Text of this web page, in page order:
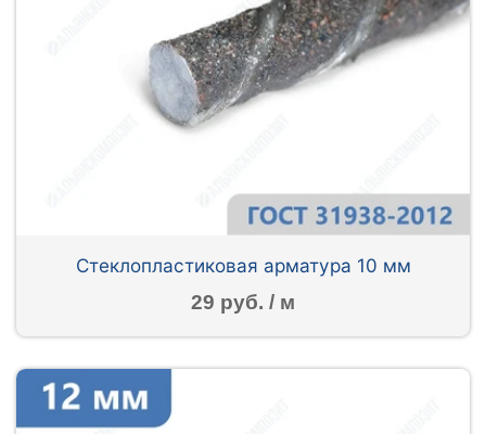
Стеклопластиковая арматура 10 мм
29 руб. / м